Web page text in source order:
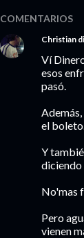
COMENTARIOS
Christian
Ví
esos
pasó.
el
Y
diciendo
No'mas
Pero
vienen